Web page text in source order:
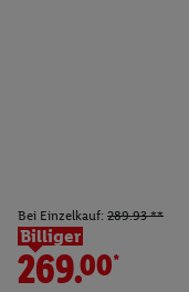
Bei Einzelkauf: 289.93 **
Billiger
269.00*